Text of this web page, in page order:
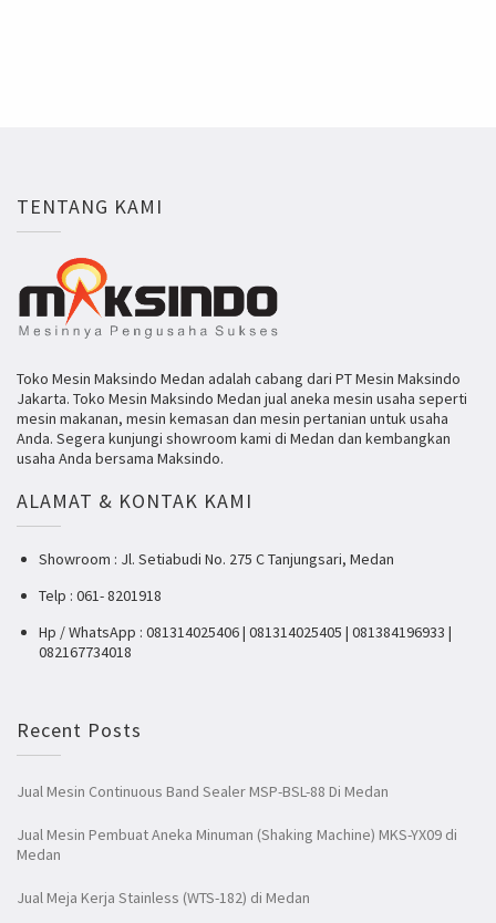
TENTANG KAMI
Toko Mesin Maksindo Medan adalah cabang dari PT Mesin Maksindo
Jakarta. Toko Mesin Maksindo Medan jual aneka mesin usaha seperti
mesin makanan, mesin kemasan dan mesin pertanian untuk usaha
Anda. Segera kunjungi showroom kami di Medan dan kembangkan
usaha Anda bersama Maksindo.
ALAMAT & KONTAK KAMI
Showroom : Jl. Setiabudi No. 275 C Tanjungsari, Medan
Telp : 061- 8201918
Hp / WhatsApp : 081314025406 | 081314025405 | 081384196933 |
082167734018
Recent Posts
Jual Mesin Continuous Band Sealer MSP-BSL-88 Di Medan
Jual Mesin Pembuat Aneka Minuman (Shaking Machine) MKS-YX09 di
Medan
Jual Meja Kerja Stainless (WTS-182) di Medan